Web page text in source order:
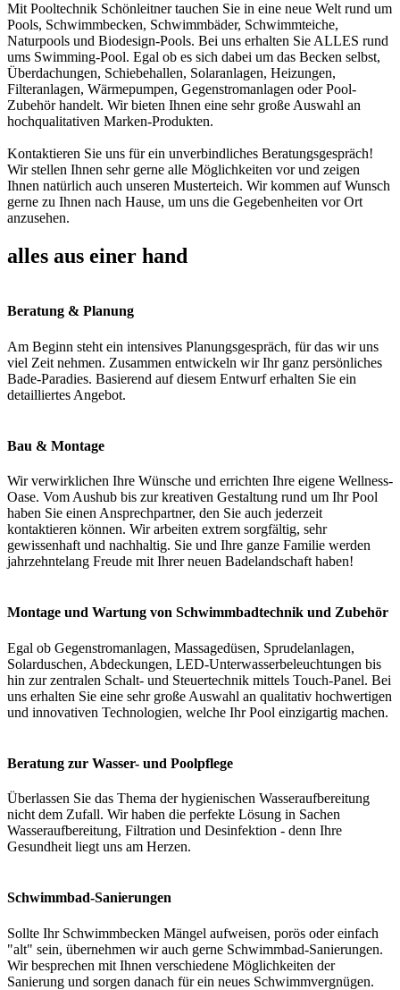
Mit Pooltechnik Schönleitner tauchen Sie in eine neue Welt rund um
Pools, Schwimmbecken, Schwimmbäder, Schwimmteiche,
Naturpools und Biodesign-Pools. Bei uns erhalten Sie ALLES rund
ums Swimming-Pool. Egal ob es sich dabei um das Becken selbst,
Überdachungen, Schiebehallen, Solaranlagen, Heizungen,
Filteranlagen, Wärmepumpen, Gegenstromanlagen oder Pool-
Zubehör handelt. Wir bieten Ihnen eine sehr große Auswahl an
hochqualitativen Marken-Produkten.
Kontaktieren Sie uns für ein unverbindliches Beratungsgespräch!
Wir stellen Ihnen sehr gerne alle Möglichkeiten vor und zeigen
Ihnen natürlich auch unseren Musterteich. Wir kommen auf Wunsch
gerne zu Ihnen nach Hause, um uns die Gegebenheiten vor Ort
anzusehen.
alles aus einer hand
Beratung & Planung
Am Beginn steht ein intensives Planungsgespräch, für das wir uns
viel Zeit nehmen. Zusammen entwickeln wir Ihr ganz persönliches
Bade-Paradies. Basierend auf diesem Entwurf erhalten Sie ein
detailliertes Angebot.
Bau & Montage
Wir verwirklichen Ihre Wünsche und errichten Ihre eigene Wellness-
Oase. Vom Aushub bis zur kreativen Gestaltung rund um Ihr Pool
haben Sie einen Ansprechpartner, den Sie auch jederzeit
kontaktieren können. Wir arbeiten extrem sorgfältig, sehr
gewissenhaft und nachhaltig. Sie und Ihre ganze Familie werden
jahrzehntelang Freude mit Ihrer neuen Badelandschaft haben!
Montage und Wartung von Schwimmbadtechnik und Zubehör
Egal ob Gegenstromanlagen, Massagedüsen, Sprudelanlagen,
Solarduschen, Abdeckungen, LED-Unterwasserbeleuchtungen bis
hin zur zentralen Schalt- und Steuertechnik mittels Touch-Panel. Bei
uns erhalten Sie eine sehr große Auswahl an qualitativ hochwertigen
und innovativen Technologien, welche Ihr Pool einzigartig machen.
Beratung zur Wasser- und Poolpflege
Überlassen Sie das Thema der hygienischen Wasseraufbereitung
nicht dem Zufall. Wir haben die perfekte Lösung in Sachen
Wasseraufbereitung, Filtration und Desinfektion - denn Ihre
Gesundheit liegt uns am Herzen.
Schwimmbad-Sanierungen
Sollte Ihr Schwimmbecken Mängel aufweisen, porös oder einfach
"alt" sein, übernehmen wir auch gerne Schwimmbad-Sanierungen.
Wir besprechen mit Ihnen verschiedene Möglichkeiten der
Sanierung und sorgen danach für ein neues Schwimmvergnügen.